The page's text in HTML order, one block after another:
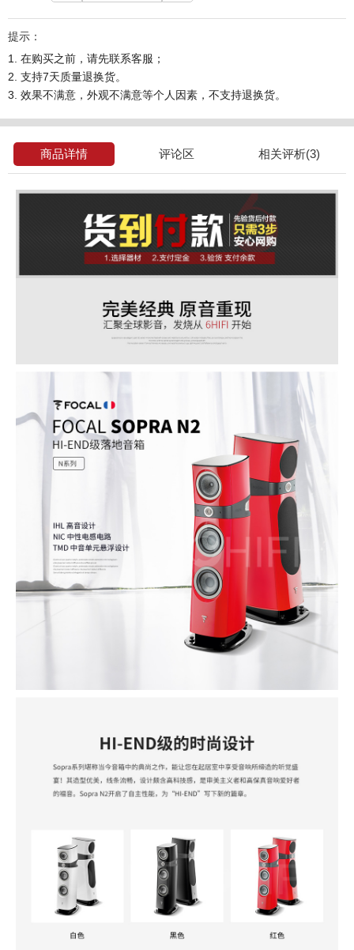
提示：
1. 在购买之前，请先联系客服；
2. 支持7天质量退换货。
3. 效果不满意，外观不满意等个人因素，不支持退换货。
商品详情 评论区 相关评析(3)